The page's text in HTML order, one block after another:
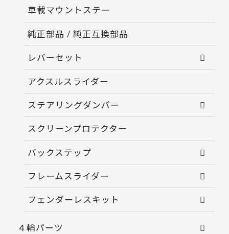
車載マウントステー
純正部品 / 純正互換部品
レバーセット
アクスルスライダー
ステアリングダンパー
スクリーンプロテクター
バックステップ
フレームスライダー
フェンダーレスキット
４輪パーツ